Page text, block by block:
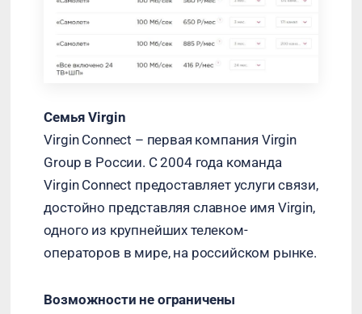
Семья Virgin
Virgin Connect – первая компания Virgin
Group в России. С 2004 года команда
Virgin Connect предоставляет услуги связи,
достойно представляя славное имя Virgin,
одного из крупнейших телеком-
операторов в мире, на российском рынке.
Возможности не ограничены